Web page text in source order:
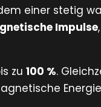
einer stetig
Impulse
zu 100 %.